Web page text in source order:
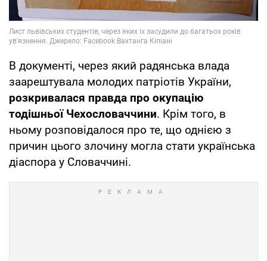
В документі, через який радянська влада
заарештувала молодих патріотів України,
розкривалася правда про окупацію
тодішньої Чехословаччини. Крім того, в
ньому розповідалося про те, що однією з
причин цього злочину могла стати українська
діаспора у Словаччині.